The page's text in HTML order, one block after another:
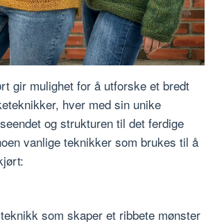
gir mulighet for å utforske et bredt
hver med sin unike
og strukturen til det ferdige
vanlige teknikker som brukes til å
som skaper et ribbete mønster